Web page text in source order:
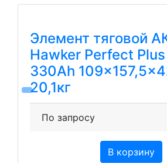
Элемент тяговой
Hawker Perfect
330Ah
20,1кг
По запросу
В корзину